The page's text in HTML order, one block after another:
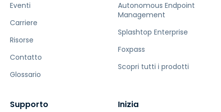
Eventi
Carriere
Risorse
Contatto
Glossario
Autonomous Endpoint
Management
Splashtop Enterprise
Foxpass
Scopri tutti i prodotti
Supporto Inizia